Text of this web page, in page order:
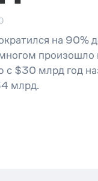
на 90%
$30 млрд год
млрд.